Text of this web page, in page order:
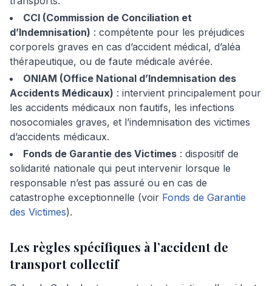
CCI (Commission de Conciliation et
d’Indemnisation) : compétente pour les préjudices
corporels graves en cas d’accident médical, d’aléa
thérapeutique, ou de faute médicale avérée.
ONIAM (Office National d’Indemnisation des
Accidents Médicaux) : intervient principalement pour
les accidents médicaux non fautifs, les infections
nosocomiales graves, et l’indemnisation des victimes
d’accidents médicaux.
Fonds de Garantie des Victimes : dispositif de
solidarité nationale qui peut intervenir lorsque le
responsable n’est pas assuré ou en cas de
catastrophe exceptionnelle (voir Fonds de Garantie
des Victimes).
Les règles spécifiques à l’accident de
transport collectif